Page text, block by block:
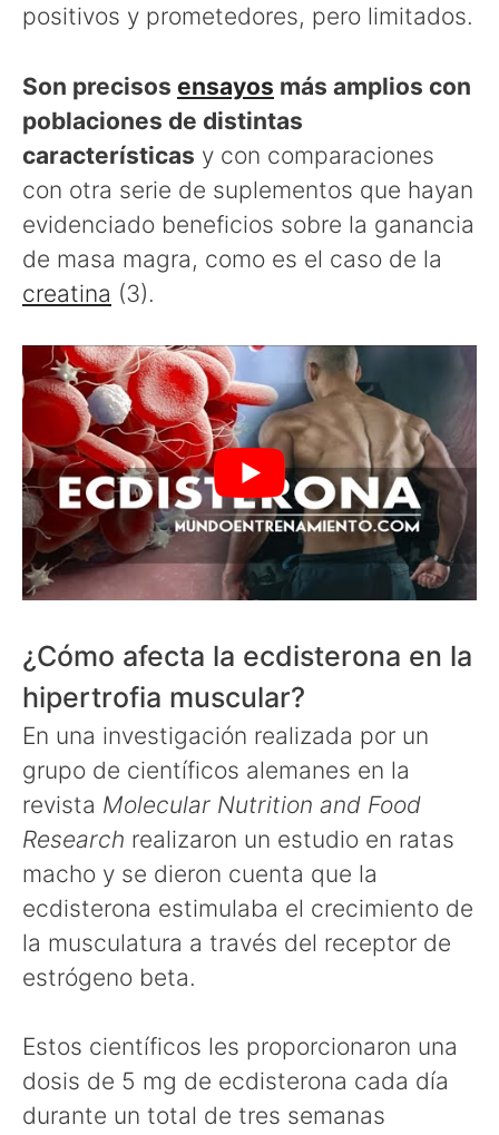
positivos y prometedores, pero limitados.
Son precisos ensayos más amplios con
poblaciones de distintas
características y con comparaciones
con otra serie de suplementos que hayan
evidenciado beneficios sobre la ganancia
de masa magra, como es el caso de la
creatina (3).
¿Cómo afecta la ecdisterona en la
hipertrofia muscular?
En una investigación realizada por un
grupo de científicos alemanes en la
revista Molecular Nutrition and Food
Research realizaron un estudio en ratas
macho y se dieron cuenta que la
ecdisterona estimulaba el crecimiento de
la musculatura a través del receptor de
estrógeno beta.
Estos científicos les proporcionaron una
dosis de 5 mg de ecdisterona cada día
durante un total de tres semanas